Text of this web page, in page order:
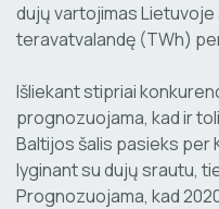
dujų vartojimas Lietuvoje
teravatvalandę (TWh)
Išliekant stipriai
prognozuojama, kad ir
Baltijos šalis pasieks per
lyginant su dujų srautu,
Prognozuojama, kad